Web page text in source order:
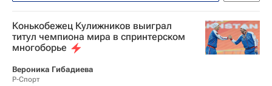
Конькобежный спорт
Сергей Клевченя
Алексей Есин
Конькобежец Кулижников выиграл
титул чемпиона мира в спринтерском
многоборье
Вероника Гибадиева
Р-Спорт